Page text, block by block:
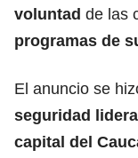
voluntad de las
programas de
El anuncio se
seguridad
capital del